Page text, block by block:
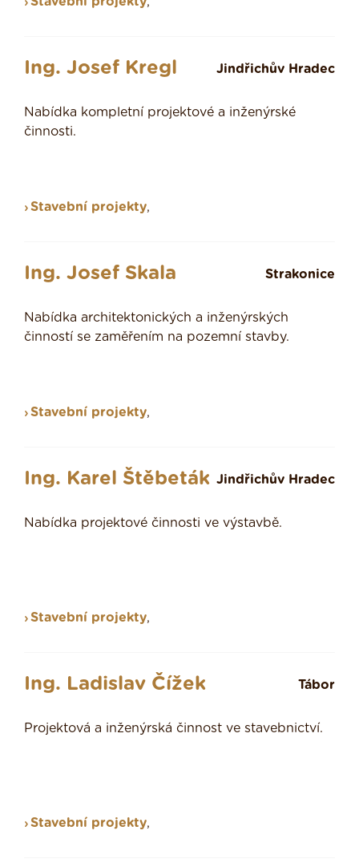
Ing. Josef Kregl Jindřichův Hradec
Nabídka kompletní projektové a inženýrské
činnosti.
Stavební projekty,
Ing. Josef Skala Strakonice
Nabídka architektonických a inženýrských
činností se zaměřením na pozemní stavby.
Stavební projekty,
Ing. Karel Štěbeták Jindřichův Hradec
Nabídka projektové činnosti ve výstavbě.
Stavební projekty,
Ing. Ladislav Čížek Tábor
Projektová a inženýrská činnost ve stavebnictví.
Stavební projekty,